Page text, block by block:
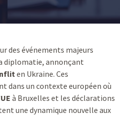
des événements majeurs
diplomatie, annonçant
en Ukraine. Ces
dans un contexte européen où
à Bruxelles et les déclarations
une dynamique nouvelle aux